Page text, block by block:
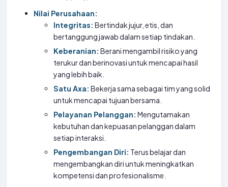
Nilai Perusahaan:
Integritas: Bertindak jujur, etis, dan
bertanggung jawab dalam setiap tindakan.
Keberanian: Berani mengambil risiko yang
terukur dan berinovasi untuk mencapai hasil
yang lebih baik.
Satu Axa: Bekerja sama sebagai tim yang solid
untuk mencapai tujuan bersama.
Pelayanan Pelanggan: Mengutamakan
kebutuhan dan kepuasan pelanggan dalam
setiap interaksi.
Pengembangan Diri: Terus belajar dan
mengembangkan diri untuk meningkatkan
kompetensi dan profesionalisme.